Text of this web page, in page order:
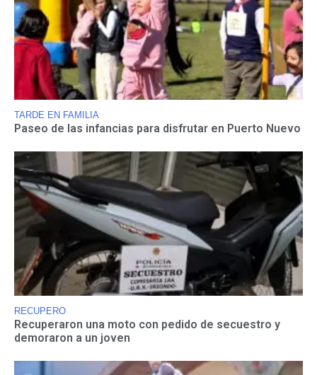
TARDE EN FAMILIA
Paseo de las infancias para disfrutar en Puerto Nuevo
RECUPERO
Recuperaron una moto con pedido de secuestro y
demoraron a un joven